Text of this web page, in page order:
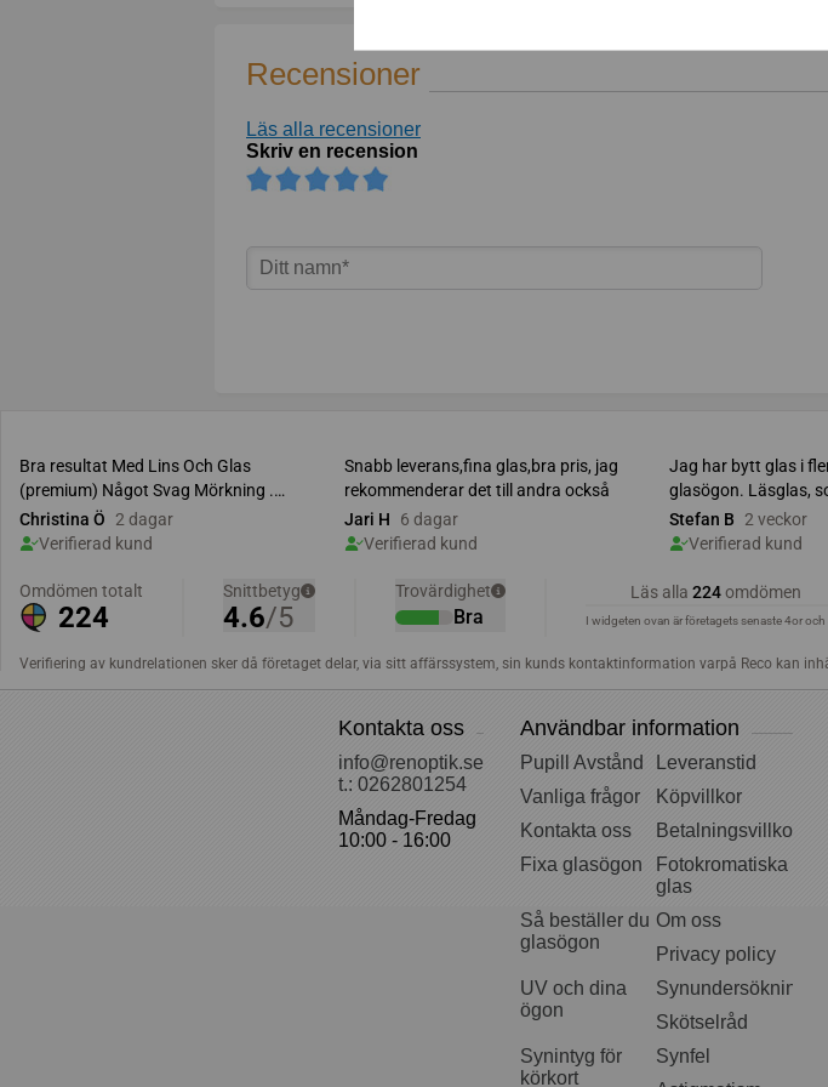
Recensioner
Läs alla recensioner
Skriv en recension
Kontakta oss
info@renoptik.se
t.: 0262801254
Måndag-Fredag
10:00 - 16:00
Användbar information
Pupill Avstånd
Leveranstid
Vanliga frågor
Köpvillkor
Kontakta oss
Betalningsvillkor
Fixa glasögon
Fotokromatiska
glas
Så beställer du
glasögon
Om oss
Privacy policy
UV och dina
ögon
Synundersökning
Skötselråd
Synintyg för
körkort
Synfel